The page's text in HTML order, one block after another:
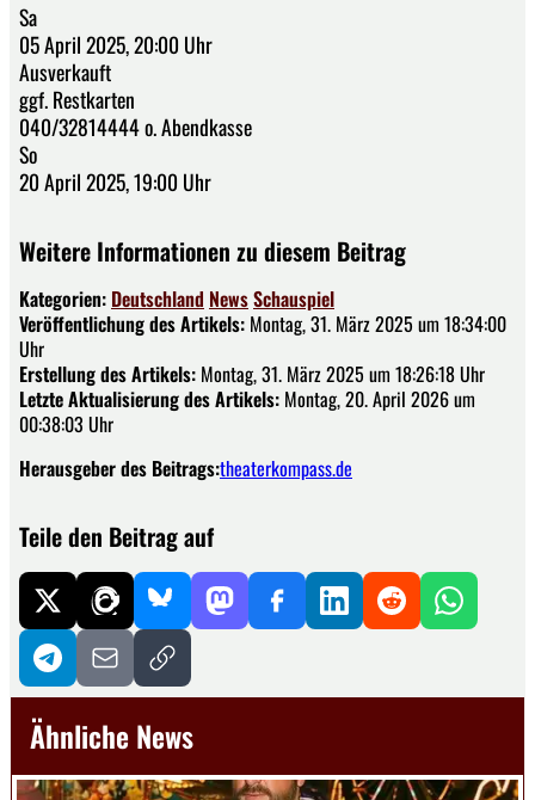
Sa
05 April 2025, 20:00 Uhr
Ausverkauft
ggf. Restkarten
040/32814444 o. Abendkasse
So
20 April 2025, 19:00 Uhr
Weitere Informationen zu diesem Beitrag
Kategorien: Deutschland NewsSchauspiel
Veröffentlichung des Artikels: Montag, 31. März 2025 um 18:34:00
Uhr
Erstellung des Artikels: Montag, 31. März 2025 um 18:26:18 Uhr
Letzte Aktualisierung des Artikels: Montag, 20. April 2026 um
00:38:03 Uhr
Herausgeber des Beitrags:theaterkompass.de
Teile den Beitrag auf
Ähnliche News